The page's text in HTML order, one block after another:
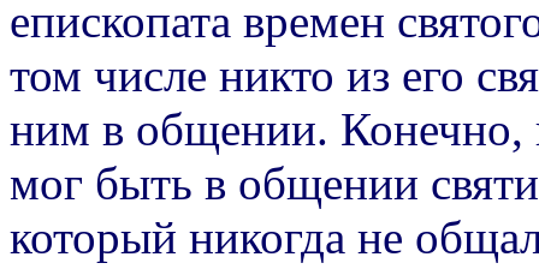
епископата времен
том числе никто из его
ним в общении. Конечно,
мог быть в общении
который никогда не